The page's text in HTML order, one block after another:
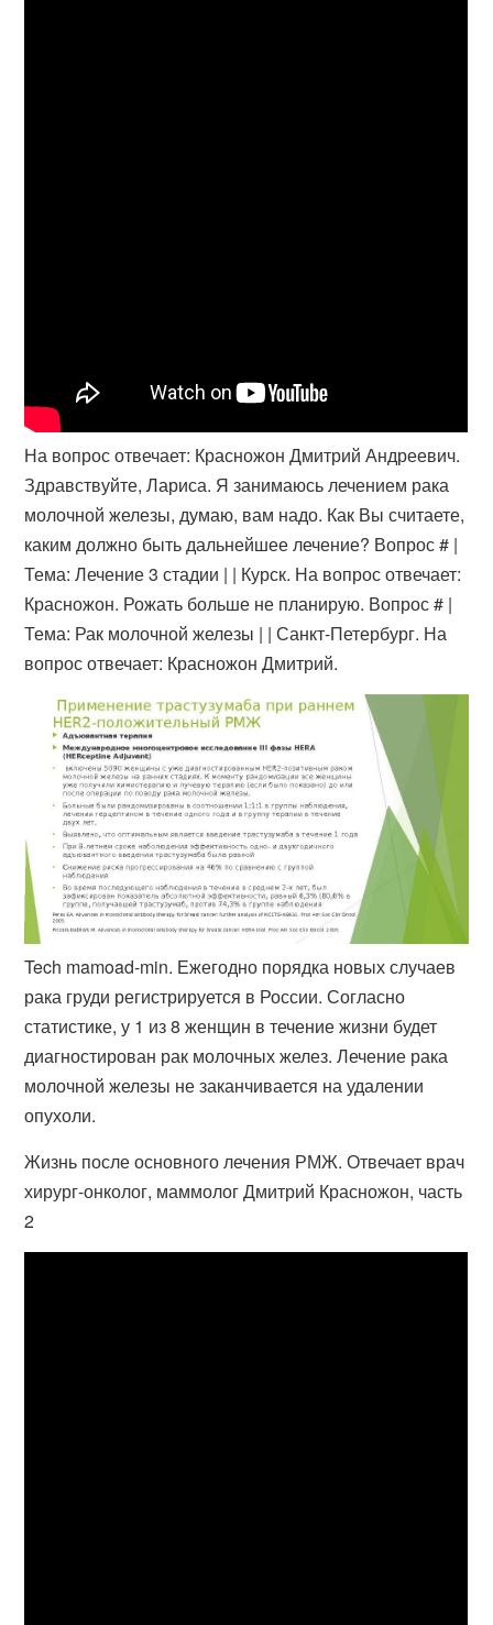
На вопрос отвечает: Красножон Дмитрий Андреевич.
Здравствуйте, Лариса. Я занимаюсь лечением рака
молочной железы, думаю, вам надо. Как Вы считаете,
каким должно быть дальнейшее лечение? Вопрос # |
Тема: Лечение 3 стадии | | Курск. На вопрос отвечает:
Красножон​. Рожать больше не планирую. Вопрос # |
Тема: Рак молочной железы | | Санкт-Петербург. На
вопрос отвечает: Красножон Дмитрий.
Tech mamoad-min. Ежегодно порядка новых случаев
рака груди регистрируется в России. Согласно
статистике, у 1 из 8 женщин в течение жизни будет
диагностирован рак молочных желез. Лечение рака
молочной железы не заканчивается на удалении
опухоли.
Жизнь после основного лечения РМЖ. Отвечает врач
хирург-онколог, маммолог Дмитрий Красножон, часть
2